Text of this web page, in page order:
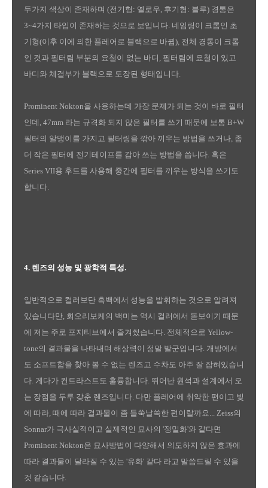
두가지 색상이 존재하며 (전기형: 옐로우, 후기형: 블루) 경통은
3~4가지 타입이 존재하는 것으로 보입니다. 네임링이 크롬인 초
기형(이후 이에 의한 플레어로 블랙으로 바뀜), 전체 경통이 크롬
인 것과 필터림 부분의 요철이 없는 바디, 필터림에 요철이 있고
바디와 체결부가 블랙으로 도장된 형태입니다.
Prominent Nokton을 사용하는데 가장 문제가 되는 것이 바로 필터
인데, 47mm 라는 규격화 되지 않은 필터를 쓰기 때문에 보통 B+W
필터의 알맹이를 가지고 필터링을 깎아 끼우는 방법을 쓰거나, 좀
더 작은 필터에 전기테이프를 감아 쓰는 방법을 씁니다. 혹은
Series VII용 후드를 사용해 중간에 필터를 끼우는 방식을 쓰기도
합니다.
4. 렌즈의 성능 및 광학적 특성.
일반적으로 컬러보단 흑백에서 성능을 발휘하는 것으로 알려져
있습니다만, 회오리보케의 백미는 역시 컬러에서 돋보이기 때문
에 저는 주로 포지티브에서 즐겨썼습니다. 전체적으로 Yellow-
tone의 결과물을 나타내며 해상력이 정말 발군입니다. 개방에서
도 소프트함을 찾아 볼 수 없는 렌즈고 수차도 아주 잘 잡혀있습니
다. 게다가 컨트라스트도 훌륭합니다. 뛰어난 원석과 설계에서 오
는 장점을 두루 갖춘 렌즈입니다. 다만 플레어에 취약한 편이고 빛
에 따라, 때에 따라 결과물이 좀 들쑥날쑥한 편이랄까요... Zeiss의
Sonnar가 극사실적이고 실제적인 묘사의 '정밀화'와 같다면
Prominent Nokton은 묘사방법이 다양해서 의도하지 않은 효과에
따라 결과물이 달라질 수 있는 '유화' 같다 라고 말씀드릴 수 있을
것 같습니다.